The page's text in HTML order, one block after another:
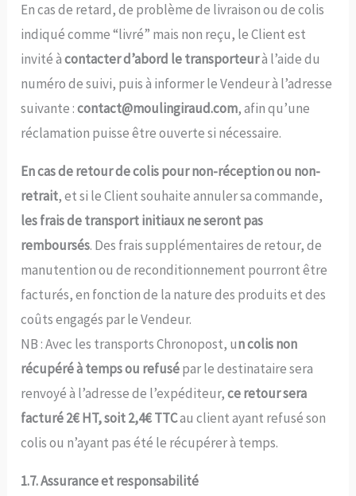
En cas de retard, de problème de livraison ou de colis
indiqué comme “livré” mais non reçu, le Client est
invité àcontacter d’abord le transporteurà l’aide du
numéro de suivi, puis à informer le Vendeur à l’adresse
suivante :contact@moulingiraud.com, afin qu’une
réclamation puisse être ouverte si nécessaire.
En cas de retour de colis pour non-réception ou non-
retrait, et si le Client souhaite annuler sa commande,
les frais de transport initiaux ne seront pas
remboursés. Des frais supplémentaires de retour, de
manutention ou de reconditionnement pourront être
facturés, en fonction de la nature des produits et des
coûts engagés par le Vendeur.
NB : Avec les transports Chronopost, un colis non
récupéré à temps ou refusépar le destinataire sera
renvoyé à l’adresse de l’expéditeur,ce retour sera
facturé 2€ HT, soit 2,4€ TTCau client ayant refusé son
colis ou n’ayant pas été le récupérer à temps.
1.7. Assurance et responsabilité